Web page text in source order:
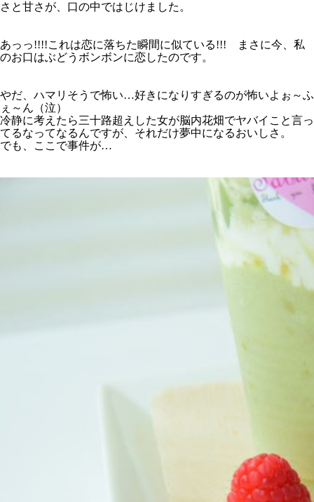
さと甘さが、口の中ではじけました。
あっっ!!!!これは恋に落ちた瞬間に似ている!!! まさに今、私
のお口はぶどうボンボンに恋したのです。
やだ、ハマリそうで怖い…好きになりすぎるのが怖いよぉ～ふ
ぇ～ん（泣）
冷静に考えたら三十路超えした女が脳内花畑でヤバイこと言っ
てるなってなるんですが、それだけ夢中になるおいしさ。
でも、ここで事件が…